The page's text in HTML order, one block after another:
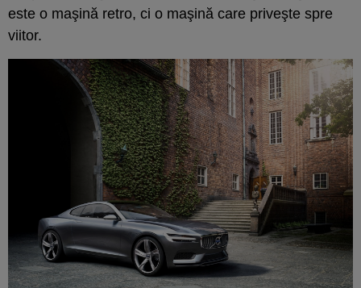
este o maşină retro, ci o maşină care priveşte spre
viitor.